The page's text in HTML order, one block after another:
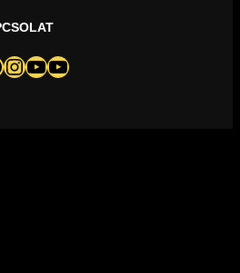
@darazsak Kőbányai Darazsak csatorna Darazsak Online Basketball csatorna